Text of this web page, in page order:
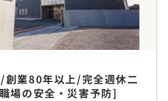
創業80年以上/完全週休二
場の安全・災害予防]